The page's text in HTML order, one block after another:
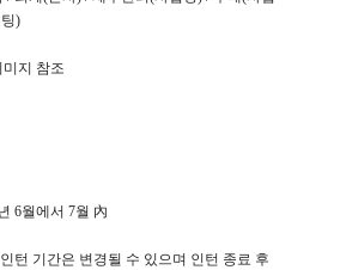
)
지 참조
6월에서 7월 內
턴 기간은 변경될 수 있으며 인턴 종료 후